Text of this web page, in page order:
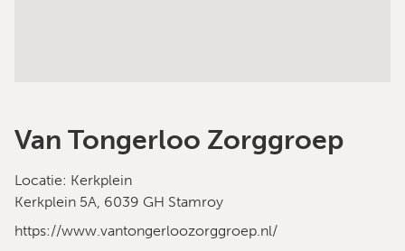
Van Tongerloo Zorggroep
Locatie: Kerkplein
Kerkplein 5A, 6039 GH Stamroy
https://www.vantongerloozorggroep.nl/